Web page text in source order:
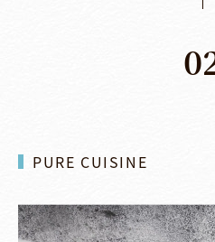
PURE CUISINE